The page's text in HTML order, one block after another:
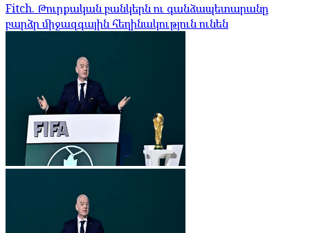
Fitch. Թուրքական բանկերն ու գանձապետարանը
բարձր միջազգային հեղինակություն ունեն